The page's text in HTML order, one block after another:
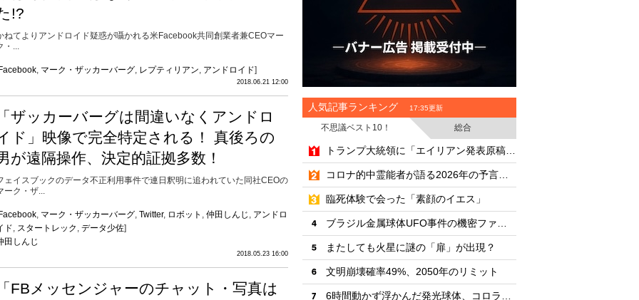
!?
ねてよりアンドロイド疑惑が囁かれる米Facebook共同創業者兼CEOマー
・...
, マーク・ザッカーバーグ, レプティリアン, アンドロイド]
2018.06.21 12:00
ザッカーバーグは間違いなくアンドロ
ド」映像で完全特定される！ 真後ろの
が遠隔操作、決定的証拠多数！
ェイスブックのデータ不正利用事件で連日釈明に追われていた同社CEOの
ーク・ザ...
, マーク・ザッカーバーグ, Twitter, ロボット , 仲田しんじ , アンドロ
ド, スタートレック , データ少佐]
2018.05.23 16:00
田しんじ
FBメッセンジャーのチャット・写真は
人気記事ランキング 17:35更新
不思議ベスト10！
総合
・
・
・
臨死体験で会った「素顔のイエス」
・
・
またしても火星に謎の「扉」が出現？
・
文明崩壊確率49%、2050年のリミット
・